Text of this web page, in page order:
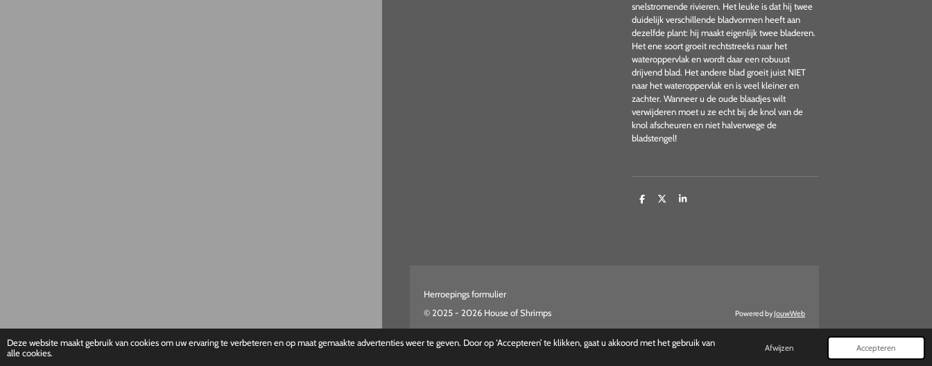
Deze website maakt gebruik van cookies om uw ervaring te verbeteren en op maat gemaakte advertenties weer te geven. Door op ‘Accepteren’ te klikken, gaat u akkoord met het gebruik van
alle cookies.
Afwijzen Accepteren
snelstromende rivieren. Het leuke is dat hij twee
duidelijk verschillende bladvormen heeft aan
dezelfde plant: hij maakt eigenlijk twee bladeren.
Het ene soort groeit rechtstreeks naar het
wateroppervlak en wordt daar een robuust
drijvend blad. Het andere blad groeit juist NIET
naar het wateroppervlak en is veel kleiner en
zachter. Wanneer u de oude blaadjes wilt
verwijderen moet u ze echt bij de knol van de
knol afscheuren en niet halverwege de
bladstengel!
D
D
S
Herroepings formulier
© 2025 - 2026 House of Shrimps
Powered by JouwWeb